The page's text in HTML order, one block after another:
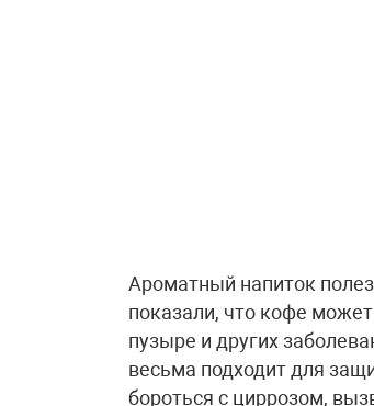
Ароматный напиток
показали, что кофе
пузыре и других
весьма подходит для
бороться с циррозом,